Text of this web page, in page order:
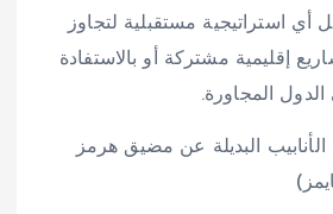
استراتيجية مستقبلية لتجاوز
إقليمية مشتركة أو بالاستفادة
الدول المجاورة.
البديلة عن مضيق هرمز